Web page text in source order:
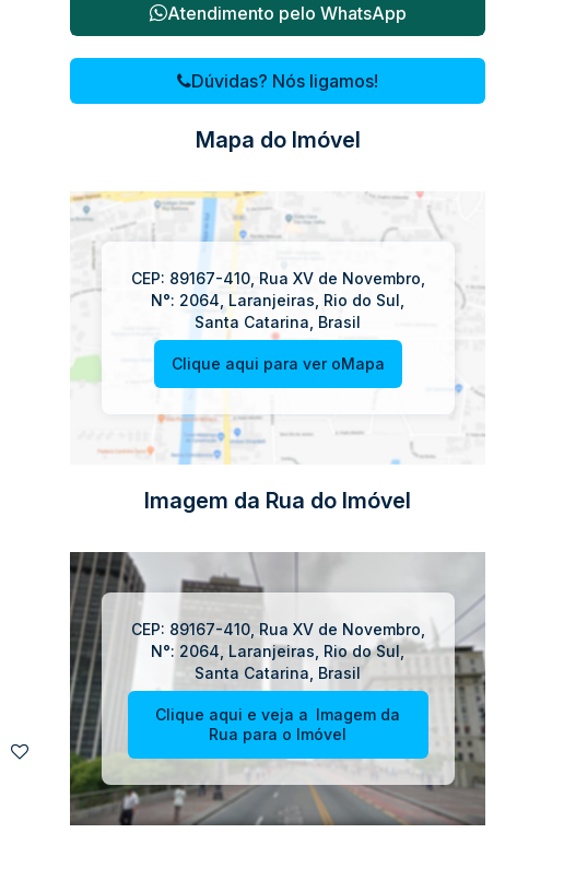
Atendimento pelo WhatsApp
Dúvidas? Nós ligamos!
Mapa do Imóvel
CEP: 89167-410, Rua XV de Novembro
N°: 2064 Laranjeiras Rio do Sul
Santa Catarina Brasil
Clique aqui para ver oMapa
Imagem da Rua do Imóvel
CEP: 89167-410, Rua XV de Novembro
N°: 2064 Laranjeiras Rio do Sul,
Santa Catarina Brasil
Clique aqui e veja a Imagem da
Rua para o Imóvel